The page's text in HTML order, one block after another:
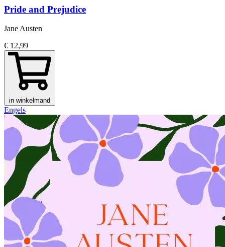
Pride and Prejudice
Jane Austen
€ 12,99
in winkelmand
Engels